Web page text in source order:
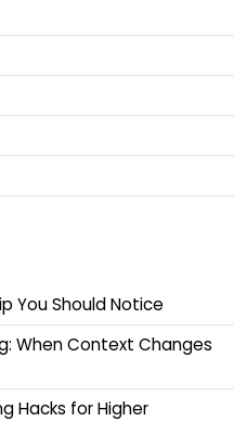
You Should Notice
When Context Changes
Hacks for Higher